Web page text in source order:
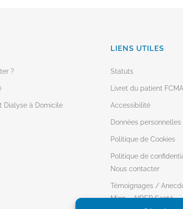
?
Dialyse à Domicile
LIENS UTILES
Statuts
Livret du patient
Accessibilité
Données personnelles
Politique de Cookies
Politique de
Nous contacter
Témoignages /
Mion – AIDER Santé